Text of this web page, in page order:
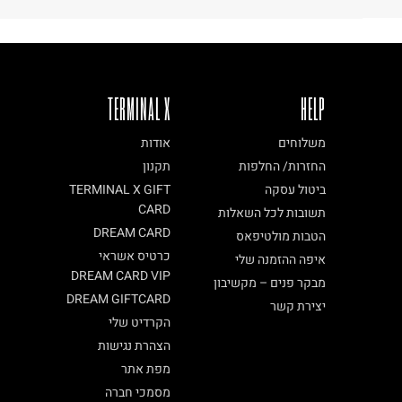
TERMINAL X
אודות
תקנון
TERMINAL X GIFT
CARD
DREAM CARD
כרטיס אשראי
DREAM CARD VIP
DREAM GIFTCARD
הקרדיט שלי
הצהרת נגישות
מפת אתר
מסמכי חברה
HELP
משלוחים
החזרות/ החלפות
ביטול עסקה
תשובות לכל השאלות
הטבות מולטיפאס
איפה ההזמנה שלי
מבקר פנים – מקשיבון
יצירת קשר